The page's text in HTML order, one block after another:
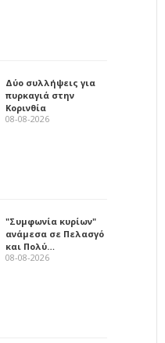
Δύο συλλήψεις για
πυρκαγιά στην
Κορινθία
08-08-2026
"Συμφωνία κυρίων"
ανάμεσα σε Πελασγό
και Πολύ…
08-08-2026